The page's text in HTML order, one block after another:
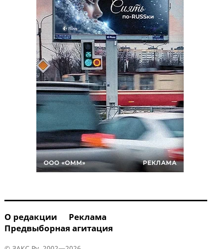
О редакции
Реклама
Предвыборная агитация